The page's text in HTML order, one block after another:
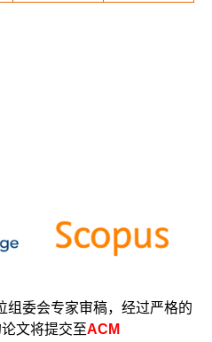
组委会专家审稿，经过严格的
文将提交至ACM